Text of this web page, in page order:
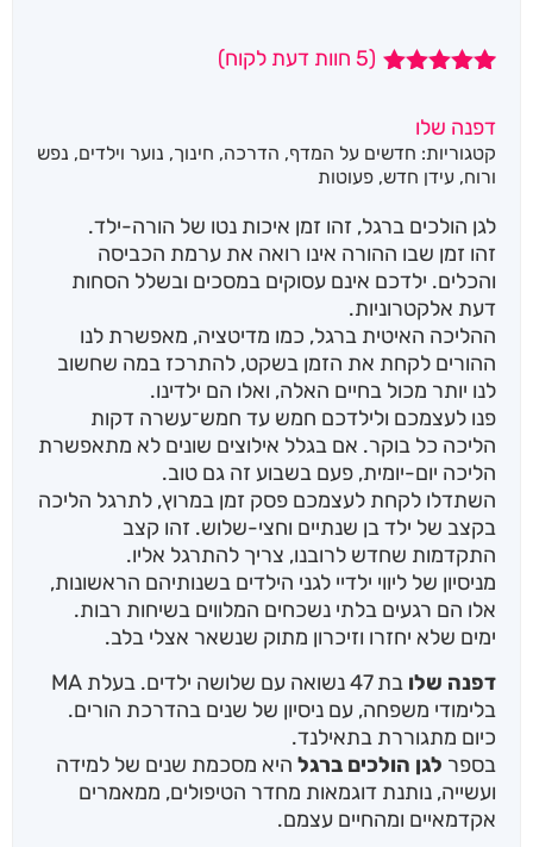
מבוסס על
דירוגים של
לקוחות
(
5 חוות דעת לקוח)
דפנה שלו
קטגוריות: חדשים על המדף, הדרכה, חינוך, נוער וילדים, נפש
ורוח, עידן חדש, פעוטות
לגן הולכים ברגל, זהו זמן איכות נטו של הורה-ילד.
זהו זמן שבו ההורה אינו רואה את ערמת הכביסה
והכלים. ילדכם אינם עסוקים במסכים ובשלל הסחות
דעת אלקטרוניות.
ההליכה האיטית ברגל, כמו מדיטציה, מאפשרת לנו
ההורים לקחת את הזמן בשקט, להתרכז במה שחשוב
לנו יותר מכול בחיים האלה, ואלו הם ילדינו.
פנו לעצמכם ולילדכם חמש עד חמש־עשרה דקות
הליכה כל בוקר. אם בגלל אילוצים שונים לא מתאפשרת
הליכה יום-יומית, פעם בשבוע זה גם טוב.
השתדלו לקחת לעצמכם פסק זמן במרוץ, לתרגל הליכה
בקצב של ילד בן שנתיים וחצי-שלוש. זהו קצב
התקדמות שחדש לרובנו, צריך להתרגל אליו.
מניסיון של ליווי ילדיי לגני הילדים בשנותיהם הראשונות,
אלו הם רגעים בלתי נשכחים המלווים בשיחות רבות.
ימים שלא יחזרו וזיכרון מתוק שנשאר אצלי בלב.
דפנה שלו
בת 47 נשואה עם שלושה ילדים. בעלת MA
בלימודי משפחה, עם ניסיון של שנים בהדרכת הורים.
כיום מתגוררת בתאילנד.
בספר לגן הולכים ברגל היא מסכמת שנים של למידה
ועשייה, נותנת דוגמאות מחדר הטיפולים, ממאמרים
אקדמאיים ומהחיים עצמם.